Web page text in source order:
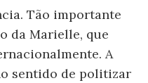
Tão importante
da Marielle, que
A
sentido de politizar